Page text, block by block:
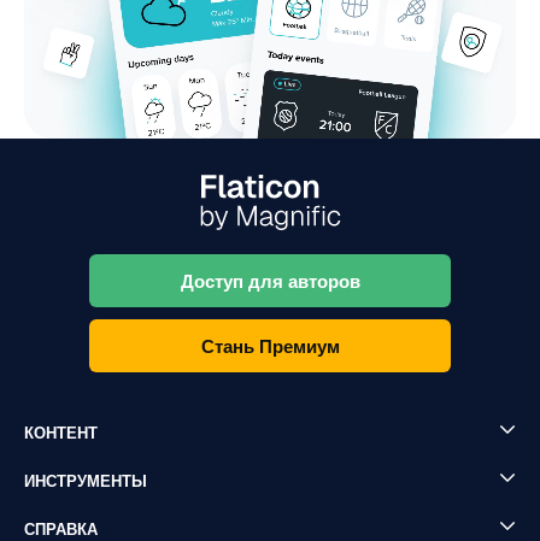
Доступ для авторов
Стань Премиум
КОНТЕНТ
ИНСТРУМЕНТЫ
СПРАВКА